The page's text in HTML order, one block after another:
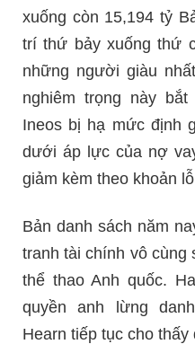
xuống còn 15,194 tỷ
trí thứ bảy xuống thứ
những người giàu
nghiêm trọng này
Ineos bị hạ mức định
dưới áp lực của nợ
giảm kèm theo khoản
Bản danh sách năm
tranh tài chính vô cùng
thể thao Anh quốc.
quyền anh lừng
Hearn tiếp tục cho